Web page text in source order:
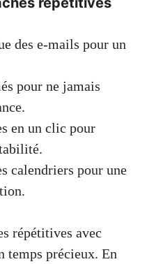
des e-mails pour un
pour ne jamais
en un clic pour
calendriers pour une
répétitives avec
temps précieux. En